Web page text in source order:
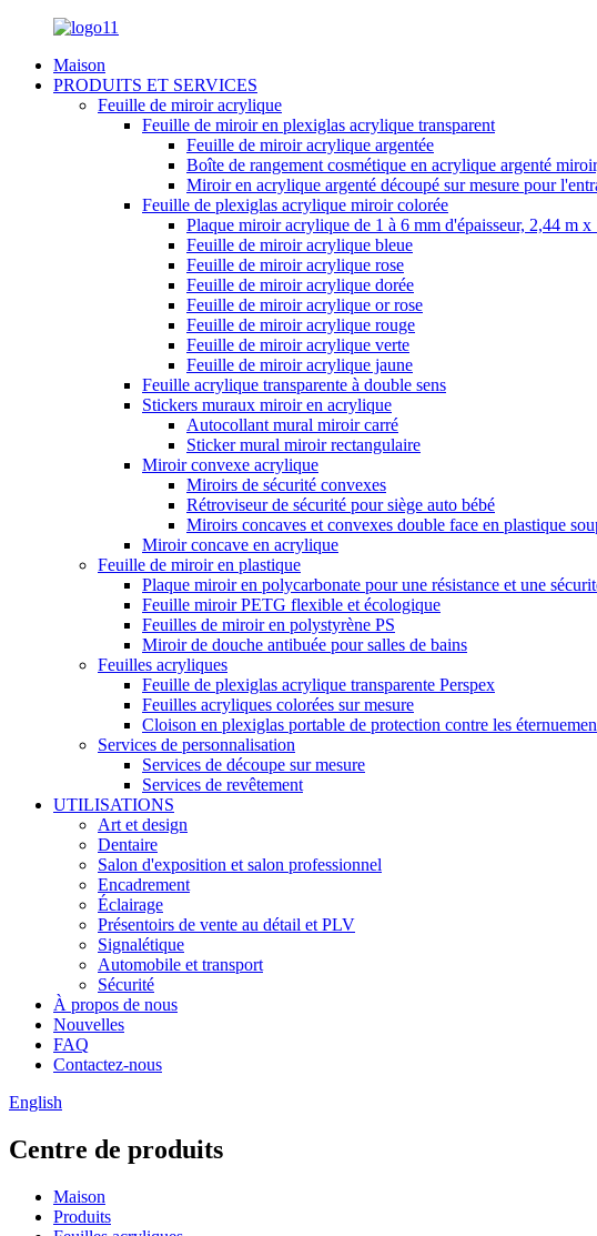
Maison
PRODUITS ET SERVICES
Feuille de miroir acrylique
Feuille de miroir en plexiglas acrylique transparent
Feuille de miroir acrylique argentée
Boîte de rangement cosmétique en acrylique argenté
Miroir en acrylique argenté découpé sur mesure pour
Feuille de plexiglas acrylique miroir colorée
Plaque miroir acrylique de 1 à 6 mm d'épaisseur, 2,44 m
Feuille de miroir acrylique bleue
Feuille de miroir acrylique rose
Feuille de miroir acrylique dorée
Feuille de miroir acrylique or rose
Feuille de miroir acrylique rouge
Feuille de miroir acrylique verte
Feuille de miroir acrylique jaune
Feuille acrylique transparente à double sens
Stickers muraux miroir en acrylique
Autocollant mural miroir carré
Sticker mural miroir rectangulaire
Miroir convexe acrylique
Miroirs de sécurité convexes
Rétroviseur de sécurité pour siège auto bébé
Miroirs concaves et convexes double face en plastique
Miroir concave en acrylique
Feuille de miroir en plastique
Plaque miroir en polycarbonate pour une résistance et une
Feuille miroir PETG flexible et écologique
Feuilles de miroir en polystyrène PS
Miroir de douche antibuée pour salles de bains
Feuilles acryliques
Feuille de plexiglas acrylique transparente Perspex
Feuilles acryliques colorées sur mesure
Cloison en plexiglas portable de protection contre les
Services de personnalisation
Services de découpe sur mesure
Services de revêtement
UTILISATIONS
Art et design
Dentaire
Salon d'exposition et salon professionnel
Encadrement
Éclairage
Présentoirs de vente au détail et PLV
Signalétique
Automobile et transport
Sécurité
À propos de nous
Nouvelles
FAQ
Contactez-nous
English
Centre de produits
Maison
Produits